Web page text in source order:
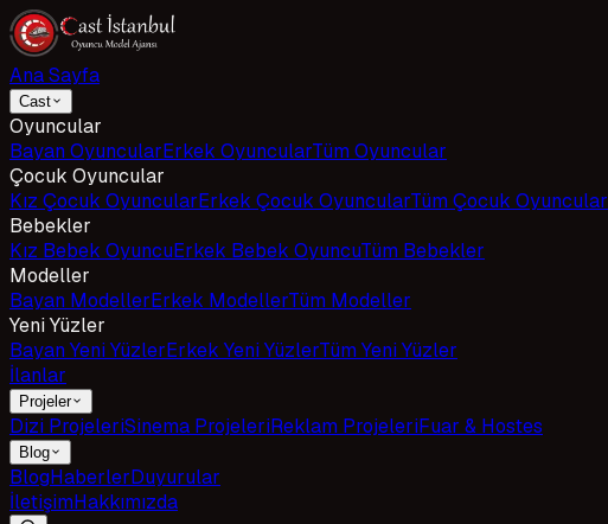
Ana Sayfa
Cast
Oyuncular
Bayan OyuncularErkek OyuncularTüm Oyuncular
Çocuk Oyuncular
Kız Çocuk OyuncularErkek Çocuk OyuncularTüm Çocuk Oyuncular
Bebekler
Kız Bebek OyuncuErkek Bebek OyuncuTüm Bebekler
Modeller
Bayan ModellerErkek ModellerTüm Modeller
Yeni Yüzler
Bayan Yeni YüzlerErkek Yeni YüzlerTüm Yeni Yüzler
İlanlar
Projeler
Dizi ProjeleriSinema ProjeleriReklam ProjeleriFuar & Hostes
Blog
BlogHaberlerDuyurular
İletişimHakkımızda